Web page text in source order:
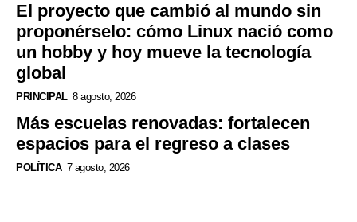
El proyecto que cambió al mundo sin
proponérselo: cómo Linux nació como
un hobby y hoy mueve la tecnología
global
PRINCIPAL 8 agosto, 2026
Más escuelas renovadas: fortalecen
espacios para el regreso a clases
POLÍTICA 7 agosto, 2026